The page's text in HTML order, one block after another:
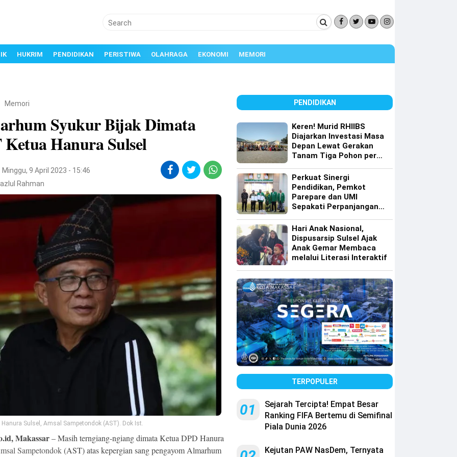
HUKRIM PENDIDIKAN PERISTIWA OLAHRAGA EKONOMI MEMORI
Memori
Syukur Bijak Dimata
Ketua Hanura Sulsel
Minggu, 9 April 2023 - 15:46
Rahman
Hanura Sulsel, Amsal Sampetondok (AST). Dok Ist.
Makassar– Masih terngiang-ngiang dimata Ketua DPD Hanura
Sampetondok(AST) atas kepergian sang pengayom Almarhum
PENDIDIKAN
Keren! Murid RHIIBS
Diajarkan Investasi Masa
Depan Lewat Gerakan
Tanam Tiga Pohon per
Perkuat Sinergi
Pendidikan, Pemkot
Parepare dan UMI
Sepakati Perpanjangan
Perguruan Tinggi
Hari Anak Nasional,
Dispusarsip Sulsel Ajak
Anak Gemar Membaca
melalui Literasi Interaktif
TERPOPULER
01
Sejarah Tercipta! Empat Besar
Ranking FIFA Bertemu di Semifinal
Piala Dunia 2026
Kejutan PAW NasDem, Ternyata